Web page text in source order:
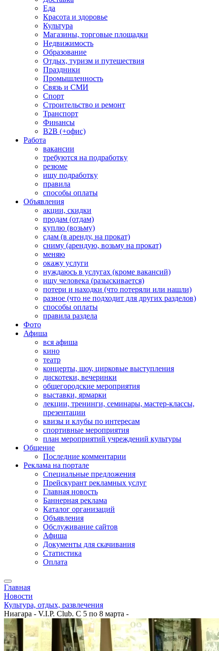
Еда
Красота и здоровье
Культура
Магазины, торговые площадки
Недвижимость
Образование
Отдых, туризм и путешествия
Праздники
Промышленность
Связь и СМИ
Спорт
Строительство и ремонт
Транспорт
Финансы
B2B (+офис)
Работа
вакансии
требуются на подработку
резюме
ищу подработку
правила
способы оплаты
Объявления
акции, скидки
продам (отдам)
куплю (возьму)
сдам (в аренду, на прокат)
сниму (арендую, возьму на прокат)
меняю
окажу услуги
нуждаюсь в услугах (кроме вакансий)
ищу человека (разыскивается)
потери и находки (что потеряли или нашли)
разное (что не подходит для других разделов)
способы оплаты
правила раздела
Фото
Афиша
вся афиша
кино
театр
концерты, шоу, цирковые выступления
дискотеки, вечеринки
общегородские мероприятия
выставки, ярмарки
лекции, тренинги, семинары, мастер-классы,
презентации
квизы и клубы по интересам
спортивные мероприятия
план мероприятий учреждений культуры
Общение
Последние комментарии
Реклама на портале
Специальные предложения
Прейскурант рекламных услуг
Главная новость
Баннерная реклама
Каталог организаций
Объявления
Обслуживание сайтов
Афиша
Документы для скачивания
Статистика
Оплата
Главная
Новости
Культура, отдых, развлечения
Ниагара - V.I.P. Club. С 5 по 8 марта -